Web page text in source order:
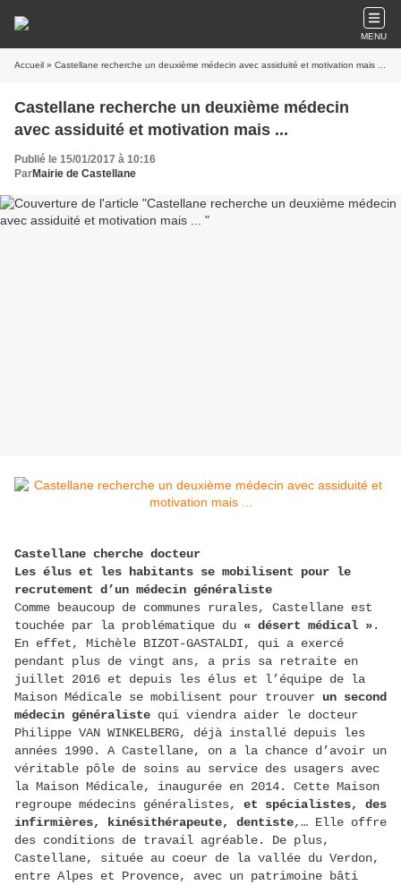
MENU
Accueil » Castellane recherche un deuxième médecin avec assiduité et motivation mais ...
Castellane recherche un deuxième médecin
avec assiduité et motivation mais ...
Publié le 15/01/2017 à 10:16
Par​​​​​​​Mairie de Castellane
Castellane cherche docteur
Les élus et les habitants se mobilisent pour le
recrutement d’un médecin généraliste
Comme beaucoup de communes rurales, Castellane est
touchée par la problématique du « désert médical ».
En effet, Michèle BIZOT-GASTALDI, qui a exercé
pendant plus de vingt ans, a pris sa retraite en
juillet 2016 et depuis les élus et l’équipe de la
Maison Médicale se mobilisent pour trouver un second
médecin généraliste qui viendra aider le docteur
Philippe VAN WINKELBERG, déjà installé depuis les
années 1990. A Castellane, on a la chance d’avoir un
véritable pôle de soins au service des usagers avec
la Maison Médicale, inaugurée en 2014. Cette Maison
regroupe médecins généralistes, et spécialistes, des
infirmières, kinésithérapeute, dentiste,… Elle offre
des conditions de travail agréable. De plus,
Castellane, située au coeur de la vallée du Verdon,
entre Alpes et Provence, avec un patrimoine bâti